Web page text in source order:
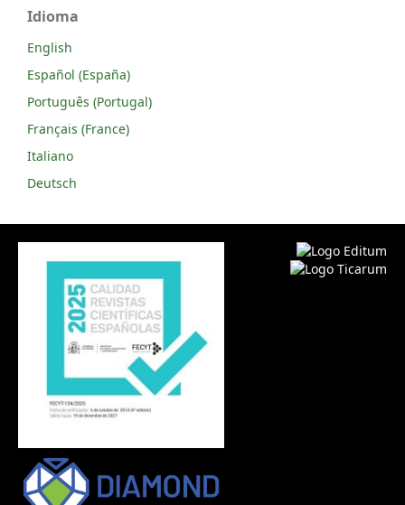
Idioma
English
Español (España)
Português (Portugal)
Français (France)
Italiano
Deutsch